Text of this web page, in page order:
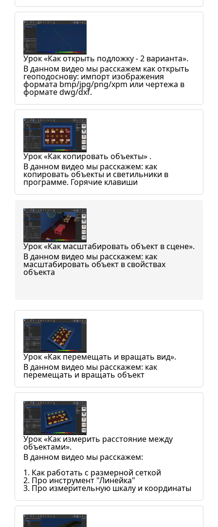
Урок «Как открыть подложку - 2 варианта».
В данном видео мы расскажем как открыть
геоподоснову: импорт изображения
формата bmp/jpg/png/xpm или чертежа в
формате dwg/dxf.
Урок «Как копировать объекты» .
В данном видео мы расскажем: как
копировать объекты и светильники в
программе. Горячие клавиши
Урок «Как масштабировать объект в сцене».
В данном видео мы расскажем: как
масштабировать объект в свойствах
объекта
Урок «Как перемещать и вращать вид».
В данном видео мы расскажем: как
перемещать и вращать объект
Урок «Как измерить расстояние между
объектами».
В данном видео мы расскажем:
1. Как работать с размерной сеткой
2. Про инструмент "Линейка"
3. Про измерительную шкалу и координаты